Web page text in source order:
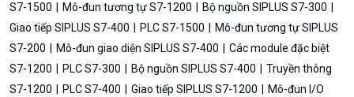
S7-1500
Mô-đun tương tự S7-1200
Bộ nguồn SIPLUS S7-300
Giao tiếp SIPLUS S7-400
PLC S7-1500
Mô-đun tương tự SIPLUS
S7-200
Mô-đun giao diện SIPLUS S7-400
Các module đặc biệt
S7-1200
PLC S7-300 Bộ nguồn SIPLUS S7-400
Truyền thông
S7-1200
PLC S7-400 Giao tiếp SIPLUS S7-1200
Mô-đun I/O